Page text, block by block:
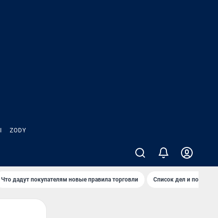
ZODY
Что дадут покупателям новые правила торговли Список дел и покупок